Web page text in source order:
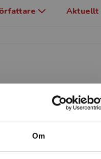
Om
Aktuellt
inom psykiatrisk
Åbo Akademi i Vasa i